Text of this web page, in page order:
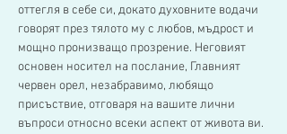
оттегля в себе си, докато духовните водачи
говорят през тялото му с любов, мъдрост и
мощно пронизващо прозрение. Неговият
основен носител на послание, Главният
червен орел, незабравимо, любящо
присъствие, отговаря на вашите лични
въпроси относно всеки аспект от живота ви.